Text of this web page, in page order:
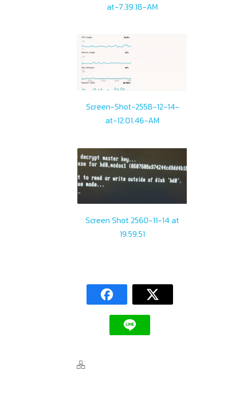
at-7.39.18-AM
Screen-Shot-2558-12-14-
at-12.01.46-AM
Screen Shot 2560-11-14 at
19.59.51